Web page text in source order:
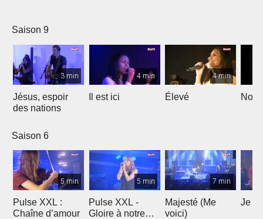
Saison 9
3 min
Jésus, espoir
des nations
4 min
Il est ici
4 min
Élevé
Saison 6
5 min
Pulse XXL :
Chaîne d’amour
5 min
Pulse XXL -
Gloire à notre
7 min
Majesté (Me
voici)
Je te